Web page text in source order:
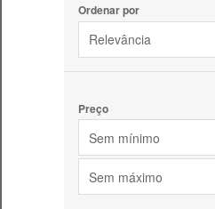
Ordenar por
Relevância
Preço
Sem mínimo
Sem máximo